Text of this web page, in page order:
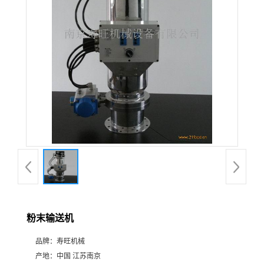
粉末输送机
品牌： 寿旺机械
产地： 中国 江苏南京